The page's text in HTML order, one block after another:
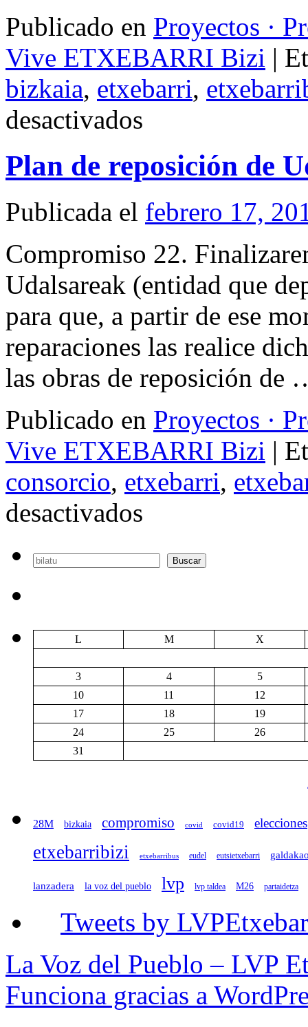
Publicado en Proyectos ·
Vive ETXEBARRI Bizi |
bizkaia, etxebarri,
desactivados
Plan de reposición de
Publicada el febrero 17,
Compromiso 22.
Udalsareak (entidad que
para que, a partir de ese
reparaciones las realice
las obras de reposición
Publicado en Proyectos ·
Vive ETXEBARRI Bizi |
consorcio, etxebarri,
desactivados
de
Udalsareak
Buscar Buscar
L M X
3 4
5
10
11
12
17
18
19
24
25
26
31
28M bizkaia compromiso covid covid19 elecciones
etxebarribizi etxebarribus eudel eutsietxebarri
lanzadera la voz del pueblo lvp lvp taldea M26 partaidetza
Tweets by
La Voz del Pueblo – LVP
Funciona gracias a